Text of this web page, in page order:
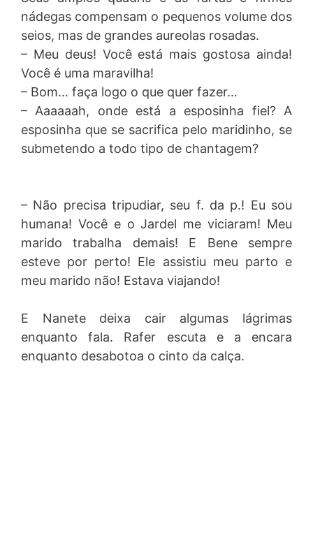
nádegas compensam o pequenos volume dos
seios, mas de grandes aureolas rosadas.
– Meu deus! Você está mais gostosa ainda!
Você é uma maravilha!
– Bom… faça logo o que quer fazer…
– Aaaaaah, onde está a esposinha fiel? A
esposinha que se sacrifica pelo maridinho, se
submetendo a todo tipo de chantagem?
– Não precisa tripudiar, seu f. da p.! Eu sou
humana! Você e o Jardel me viciaram! Meu
marido trabalha demais! E Bene sempre
esteve por perto! Ele assistiu meu parto e
meu marido não! Estava viajando!
E Nanete deixa cair algumas lágrimas
enquanto fala. Rafer escuta e a encara
enquanto desabotoa o cinto da calça.